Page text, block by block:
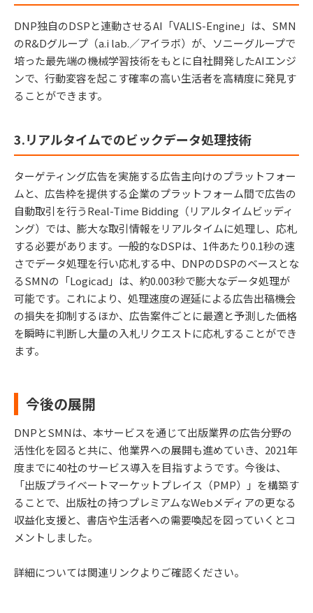
DNP独自のDSPと連動させるAI「VALIS-Engine」は、SMN
のR&Dグループ（a.i lab.／アイラボ）が、ソニーグループで
培った最先端の機械学習技術をもとに自社開発したAIエンジ
ンで、行動変容を起こす確率の高い生活者を高精度に発見す
ることができます。
3.リアルタイムでのビックデータ処理技術
ターゲティング広告を実施する広告主向けのプラットフォー
ムと、広告枠を提供する企業のプラットフォーム間で広告の
自動取引を行うReal-Time Bidding（リアルタイムビッディ
ング）では、膨大な取引情報をリアルタイムに処理し、応札
する必要があります。一般的なDSPは、1件あたり0.1秒の速
さでデータ処理を行い応札する中、DNPのDSPのベースとな
るSMNの「Logicad」は、約0.003秒で膨大なデータ処理が
可能です。これにより、処理速度の遅延による広告出稿機会
の損失を抑制するほか、広告案件ごとに最適と予測した価格
を瞬時に判断し大量の入札リクエストに応札することができ
ます。
今後の展開
DNPとSMNは、本サービスを通じて出版業界の広告分野の
活性化を図ると共に、他業界への展開も進めていき、2021年
度までに40社のサービス導入を目指すようです。今後は、
「出版プライベートマーケットプレイス（PMP）」を構築す
ることで、出版社の持つプレミアムなWebメディアの更なる
収益化支援と、書店や生活者への需要喚起を図っていくとコ
メントしました。
詳細については関連リンクよりご確認ください。